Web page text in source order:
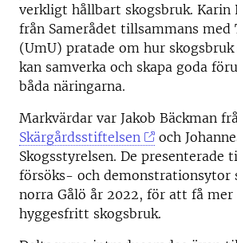
verkligt hållbart skogsbruk.
från Samerådet tillsammans
(UmU) pratade om hur
kan samverka och skapa goda
båda näringarna.
Markvärdar var Jakob Bäckman
Skärgårdsstiftelsen
och
Skogsstyrelsen. De presenterade
försöks- och demonstrationsytor
norra Gålö år 2022, för att få mer
hyggesfritt skogsbruk.